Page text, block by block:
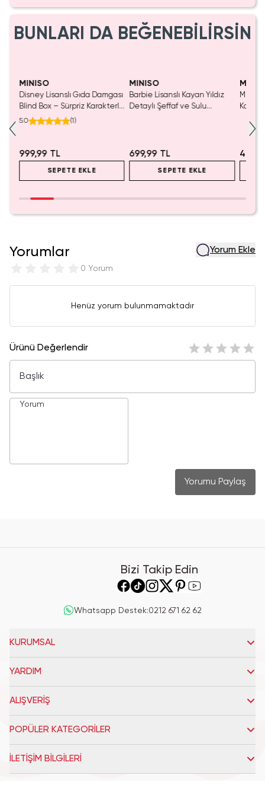
BUNLARI DA BEĞENEBİLİRSİN
MINISO
Disney Lisanslı Gıda Damgası
Blind Box – Sürpriz Karakterli
Eğlenceli Sunum
5.0 (1)
999,99 TL
SEPETE EKLE
MINISO
Barbie Lisanslı Kayan Yıldız
Detaylı Şeffaf ve Sulu
699,99 TL
SEPETE EKLE
Miniso
Kalem
Yorumlar
0 Yorum
Yorum Ekle
Henüz yorum bulunmamaktadır
Ürünü Değerlendir
Yorumu Paylaş
Bizi Takip Edin
Whatsapp Destek:0212 671 62 62
KURUMSAL
YARDIM
ALIŞVERİŞ
POPÜLER KATEGORİLER
İLETİŞİM BİLGİLERİ